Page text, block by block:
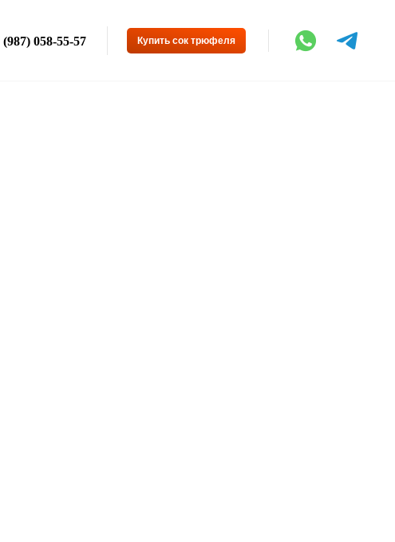
(987) 058-55-57 Купить сок трюфеля